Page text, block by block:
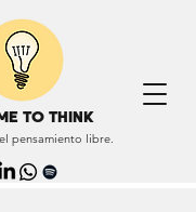
TO THINK
pensamiento libre.